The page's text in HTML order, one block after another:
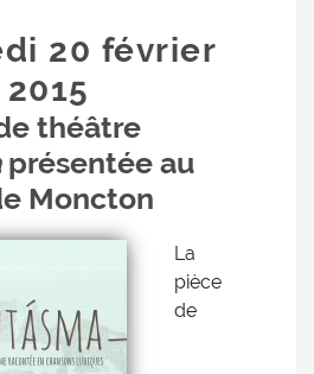
20 février
2015
théâtre
présentée au
Moncton
La
pièce
de